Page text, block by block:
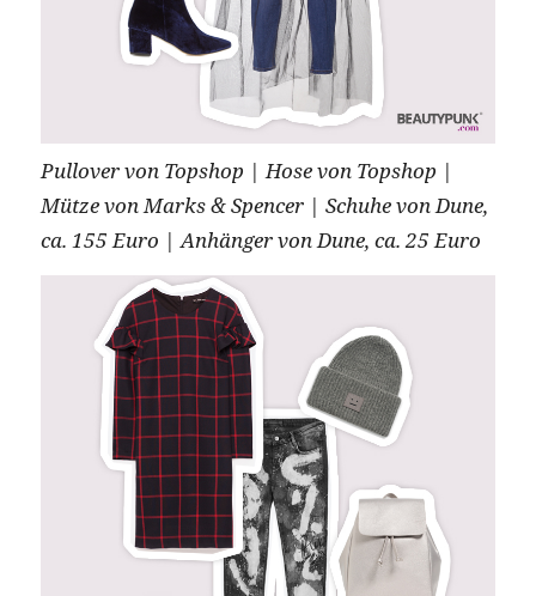
Pullover von Topshop | Hose von Topshop |
Mütze von Marks & Spencer | Schuhe von Dune,
ca. 155 Euro | Anhänger von Dune, ca. 25 Euro